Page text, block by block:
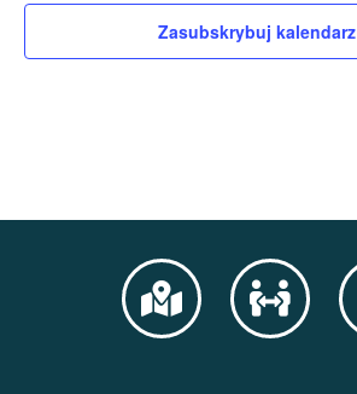
Zasubskrybuj kalendarz